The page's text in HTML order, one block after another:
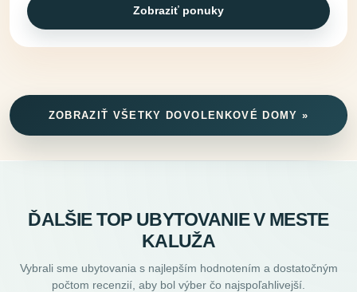
Zobraziť ponuky
ZOBRAZIŤ VŠETKY DOVOLENKOVÉ DOMY »
ĎALŠIE TOP UBYTOVANIE V MESTE
KALUŽA
Vybrali sme ubytovania s najlepším hodnotením a dostatočným
počtom recenzií, aby bol výber čo najspoľahlivejší.